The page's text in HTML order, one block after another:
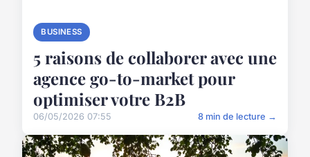
BUSINESS
5 raisons de collaborer avec une
agence go-to-market pour
optimiser votre B2B
06/05/2026 07:55 8 min de lecture →